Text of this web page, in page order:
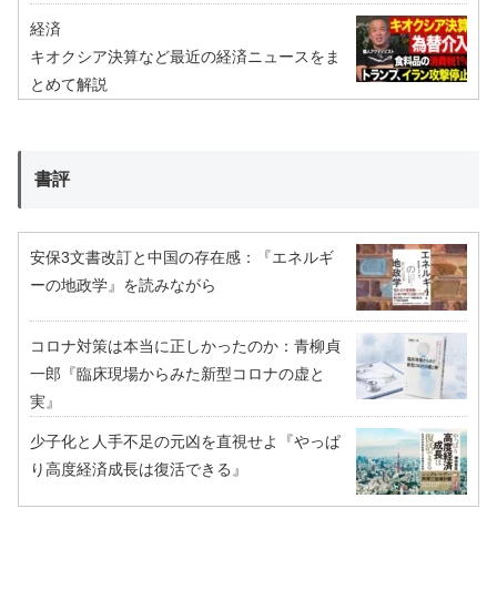
経済
キオクシア決算など最近の経済ニュースをま
とめて解説
書評
安保3文書改訂と中国の存在感：『エネルギ
ーの地政学』を読みながら
コロナ対策は本当に正しかったのか：青柳貞
一郎『臨床現場からみた新型コロナの虚と
実』
少子化と人手不足の元凶を直視せよ『やっぱ
り高度経済成長は復活できる』